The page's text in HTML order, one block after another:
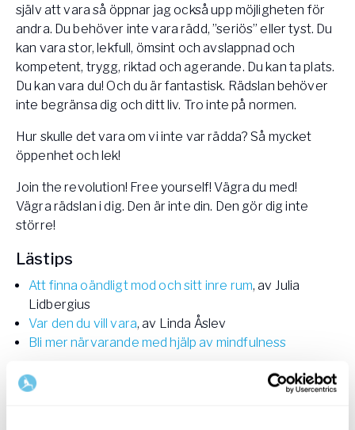
själv att vara så öppnar jag också upp möjligheten för
andra. Du behöver inte vara rädd, ”seriös” eller tyst. Du
kan vara stor, lekfull, ömsint och avslappnad och
kompetent, trygg, riktad och agerande. Du kan ta plats.
Du kan vara du! Och du är fantastisk. Rädslan behöver
inte begränsa dig och ditt liv. Tro inte på normen.
Hur skulle det vara om vi inte var rädda? Så mycket
öppenhet och lek!
Join the revolution! Free yourself! Vägra du med!
Vägra rädslan i dig. Den är inte din. Den gör dig inte
större!
Lästips
Att finna oändligt mod och sitt inre rum, av Julia
Lidbergius
Var den du vill vara, av Linda Åslev
Bli mer närvarande med hjälp av mindfulness
Videorekommendationer